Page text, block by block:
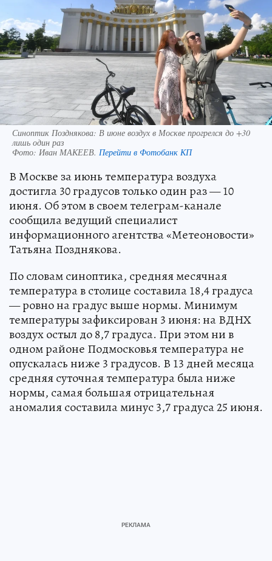
Синоптик Позднякова: В июне воздух в Москве прогрелся до +30
лишь один раз
Фото: Иван МАКЕЕВ. Перейти в Фотобанк КП
В Москве за июнь температура воздуха
достигла 30 градусов только один раз — 10
июня. Об этом в своем телеграм-канале
сообщила ведущий специалист
информационного агентства «Метеоновости»
Татьяна Позднякова.
По словам синоптика, средняя месячная
температура в столице составила 18,4 градуса
— ровно на градус выше нормы. Минимум
температуры зафиксирован 3 июня: на ВДНХ
воздух остыл до 8,7 градуса. При этом ни в
одном районе Подмосковья температура не
опускалась ниже 3 градусов. В 13 дней месяца
средняя суточная температура была ниже
нормы, самая большая отрицательная
аномалия составила минус 3,7 градуса 25 июня.